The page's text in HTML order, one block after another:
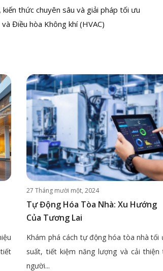
thức chuyên sâu và giải pháp tối ưu
Điều hòa Không khí (HVAC)
27 Tháng mười một, 2024
Tự Động Hóa Tòa Nhà: Xu Hướng
Của Tương Lai
Khám phá cách tự động hóa tòa nhà tối
suất, tiết kiệm năng lượng và cải thiện
người...